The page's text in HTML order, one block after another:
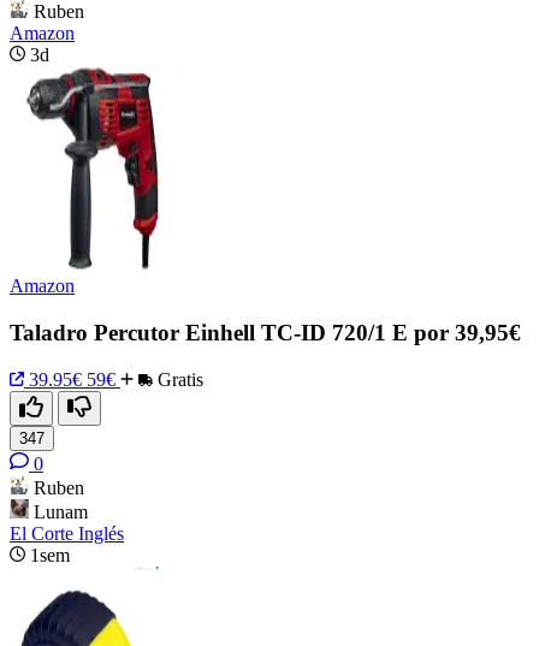
Ruben
Amazon
3d
Amazon
Taladro Percutor Einhell TC-ID 720/1 E por 39,95€
39.95€ 59€ Gratis
347
0
Ruben
Lunam
El Corte Inglés
1sem